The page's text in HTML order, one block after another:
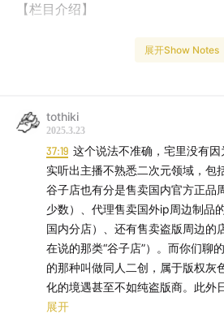
【栏目介绍】
由主播曹柠和品牌广告营销专家王
们都清醒而主动地生活。
【你将会听到】
老商城自救偶遇二次元“一窝蜂
从日本的非主流变成中国的新
社会理想破灭，日本年轻人需
展开Show Notes
tothiki
2025.3.23
37:19 这个说法不准确，宅里没有因
实听出主播不熟悉二次元领域，包
谷子店也有分是售卖国内官方正品
少数）、代理售卖国外ip周边制品
国内分店）、还有售卖盗版周边的
在说的那类“谷子店”）。而你们聊
的那种叫做同人二创，属于版权灰
化的境遇甚至不如纯盗版商。此外
直都做得很好，之所以看起来体量
展开